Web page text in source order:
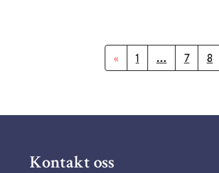
« 1 ... 7 8
Kontakt oss